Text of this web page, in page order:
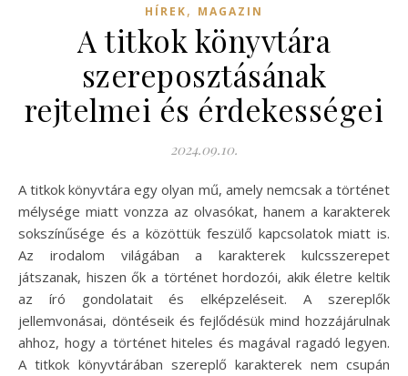
HÍREK, MAGAZIN
A titkok könyvtára
szereposztásának
rejtelmei és érdekességei
2024.09.10.
A titkok könyvtára egy olyan mű, amely nemcsak a történet
mélysége miatt vonzza az olvasókat, hanem a karakterek
sokszínűsége és a közöttük feszülő kapcsolatok miatt is.
Az irodalom világában a karakterek kulcsszerepet
játszanak, hiszen ők a történet hordozói, akik életre keltik
az író gondolatait és elképzeléseit. A szereplők
jellemvonásai, döntéseik és fejlődésük mind hozzájárulnak
ahhoz, hogy a történet hiteles és magával ragadó legyen.
A titkok könyvtárában szereplő karakterek nem csupán